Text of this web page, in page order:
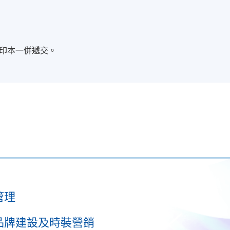
本一併遞交。
理
建設及時裝營銷